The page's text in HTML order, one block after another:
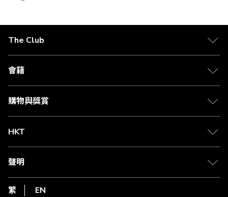
The Club
關於 The Club
合作夥伴
媒體中心
會籍
會籍及專屬禮遇
賺取積分
購物與獎賞
物流與配送
Club Shopping 商品領取站
常見問題
HKT
csl.
1010
HKT
聲明
私隱聲明
使用條款
繁 EN